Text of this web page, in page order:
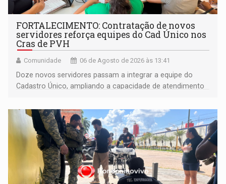
FORTALECIMENTO: Contratação de novos
servidores reforça equipes do Cad Único nos
Cras de PVH
Comunidade 06 de Agosto de 2026 às 13:41
Doze novos servidores passam a integrar a equipe do
Cadastro Único, ampliando a capacidade de atendimento